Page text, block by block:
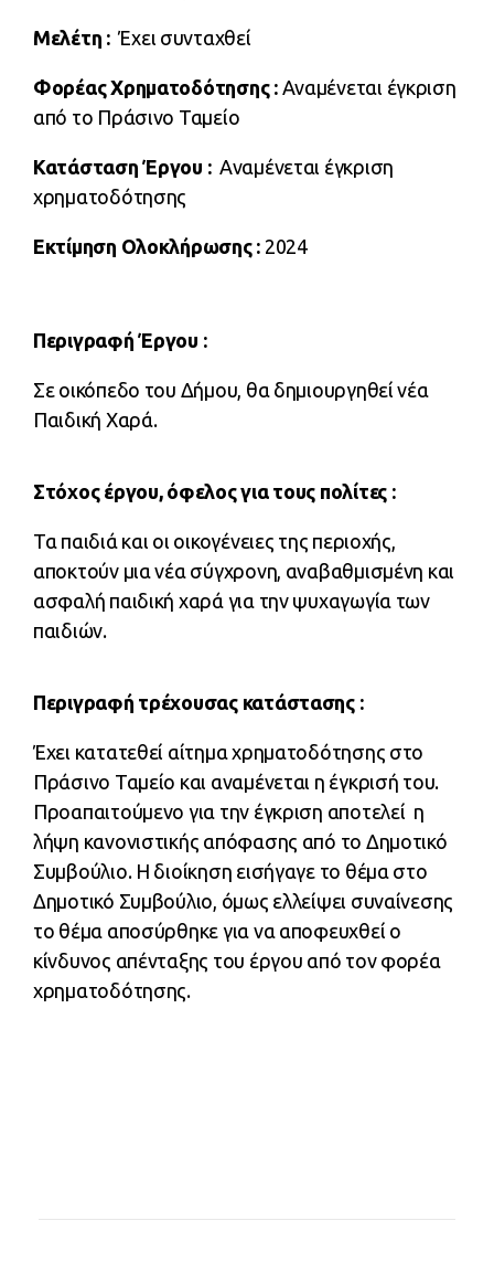
Μελέτη :Έχει συνταχθεί
Φορέας Χρηματοδότησης : Αναμένεται έγκριση
από το Πράσινο Ταμείο
Κατάσταση Έργου : Αναμένεται έγκριση
χρηματοδότησης
Εκτίμηση Ολοκλήρωσης : 2024
Περιγραφή Έργου :
Σε οικόπεδο του Δήμου, θα δημιουργηθεί νέα
Παιδική Χαρά.
Στόχος έργου, όφελος για τους πολίτες :
Τα παιδιά και οι οικογένειες της περιοχής,
αποκτούν μια νέα σύγχρονη, αναβαθμισμένη και
ασφαλή παιδική χαρά για την ψυχαγωγία των
παιδιών.
Περιγραφή τρέχουσας κατάστασης :
Έχει κατατεθεί αίτημα χρηματοδότησης στο
Πράσινο Ταμείο και αναμένεται η έγκρισή του.
Προαπαιτούμενο για την έγκριση αποτελεί η
λήψη κανονιστικής απόφασης από το Δημοτικό
Συμβούλιο. Η διοίκηση εισήγαγε το θέμα στο
Δημοτικό Συμβούλιο, όμως ελλείψει συναίνεσης
το θέμα αποσύρθηκε για να αποφευχθεί ο
κίνδυνος απένταξης του έργου από τον φορέα
χρηματοδότησης.